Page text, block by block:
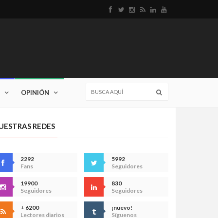
OPINIÓN
REDES
2292
Fans
5992
Seguidores
19900
Seguidores
830
Seguidores
+ 6200
Lectores diarios
¡nuevo!
Síguenos